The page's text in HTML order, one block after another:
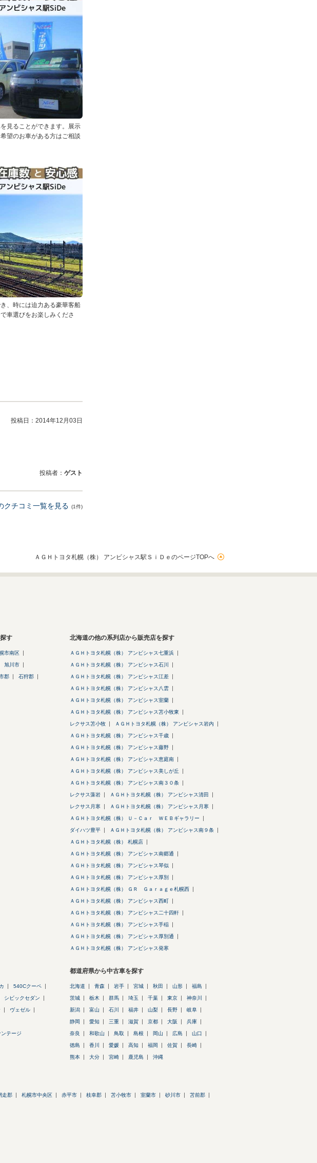
見ることができます。展示
望のお車がある方はご相談
、時には迫力ある豪華客船
車選びをお楽しみくださ
投稿日： 2014年12月03日
投稿者： ゲスト
クチコミ一覧を見る (1件)
ＡＧＨトヨタ札幌（株） アンビシャス駅ＳｉＤｅのページTOPへ
す
市南区
旭川市
郡 石狩郡
北海道の他の系列店から販売店を探す
ＡＧＨトヨタ札幌（株） アンビシャス七重浜
ＡＧＨトヨタ札幌（株） アンビシャス石川
ＡＧＨトヨタ札幌（株） アンビシャス江差
ＡＧＨトヨタ札幌（株） アンビシャス八雲
ＡＧＨトヨタ札幌（株） アンビシャス室蘭
ＡＧＨトヨタ札幌（株） アンビシャス苫小牧東
レクサス苫小牧 ＡＧＨトヨタ札幌（株） アンビシャス岩内
ＡＧＨトヨタ札幌（株） アンビシャス千歳
ＡＧＨトヨタ札幌（株） アンビシャス藤野
ＡＧＨトヨタ札幌（株） アンビシャス恵庭南
ＡＧＨトヨタ札幌（株） アンビシャス美しが丘
ＡＧＨトヨタ札幌（株） アンビシャス南３０条
レクサス藻岩 ＡＧＨトヨタ札幌（株） アンビシャス清田
レクサス月寒 ＡＧＨトヨタ札幌（株） アンビシャス月寒
ＡＧＨトヨタ札幌（株） Ｕ－Ｃａｒ ＷＥＢギャラリー
ダイハツ豊平 ＡＧＨトヨタ札幌（株） アンビシャス南９条
ＡＧＨトヨタ札幌（株） 札幌店
ＡＧＨトヨタ札幌（株） アンビシャス南郷通
ＡＧＨトヨタ札幌（株） アンビシャス琴似
ＡＧＨトヨタ札幌（株） アンビシャス厚別
ＡＧＨトヨタ札幌（株） ＧＲ Ｇａｒａｇｅ札幌西
ＡＧＨトヨタ札幌（株） アンビシャス西町
ＡＧＨトヨタ札幌（株） アンビシャス二十四軒
ＡＧＨトヨタ札幌（株） アンビシャス手稲
ＡＧＨトヨタ札幌（株） アンビシャス厚別通
ＡＧＨトヨタ札幌（株） アンビシャス発寒
540Cクーペ
シビックセダン
ヴェゼル
ンテージ
都道府県から中古車を探す
北海道 青森 岩手 宮城 秋田 山形 福島
茨城 栃木 群馬 埼玉 千葉 東京 神奈川
新潟 富山 石川 福井 山梨 長野 岐阜
静岡 愛知 三重 滋賀 京都 大阪 兵庫
奈良 和歌山 鳥取 島根 岡山 広島 山口
徳島 香川 愛媛 高知 福岡 佐賀 長崎
熊本 大分 宮崎 鹿児島 沖縄
走郡 札幌市中央区 赤平市 枝幸郡 苫小牧市 室蘭市 砂川市 苫前郡